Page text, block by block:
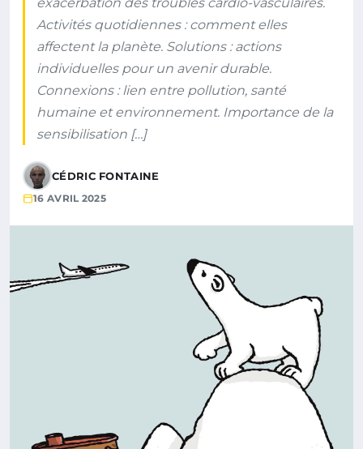
Activités quotidiennes : comment elles
affectent la planète. Solutions : actions
individuelles pour un avenir durable.
Connexions : lien entre pollution, santé
humaine et environnement. Importance de la
sensibilisation […]
CÉDRIC FONTAINE
16 AVRIL 2025